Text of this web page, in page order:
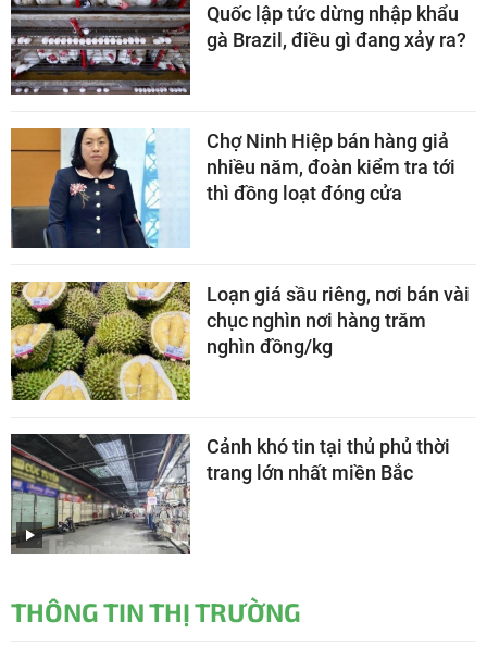
Quốc lập tức dừng nhập khẩu
gà Brazil, điều gì đang xảy ra?
Chợ Ninh Hiệp bán hàng giả
nhiều năm, đoàn kiểm tra tới
thì đồng loạt đóng cửa
Loạn giá sầu riêng, nơi bán vài
chục nghìn nơi hàng trăm
nghìn đồng/kg
Cảnh khó tin tại thủ phủ thời
trang lớn nhất miền Bắc
THÔNG TIN THỊ TRƯỜNG